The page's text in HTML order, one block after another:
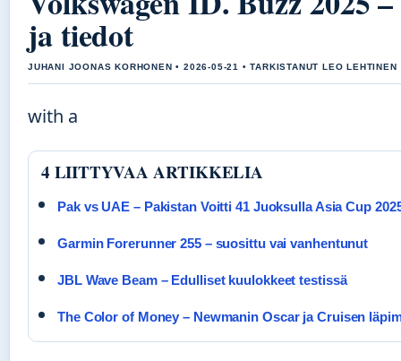
ja tiedot
JUHANI JOONAS KORHONEN • 2026-05-21 • TARKISTANUT LEO LEHTINEN
with a
4 LIITTYVAA ARTIKKELIA
Pak vs UAE – Pakistan Voitti 41 Juoksulla Asia Cup
Garmin Forerunner 255 – suosittu vai vanhentunut
JBL Wave Beam – Edulliset kuulokkeet testissä
The Color of Money – Newmanin Oscar ja Cruisen